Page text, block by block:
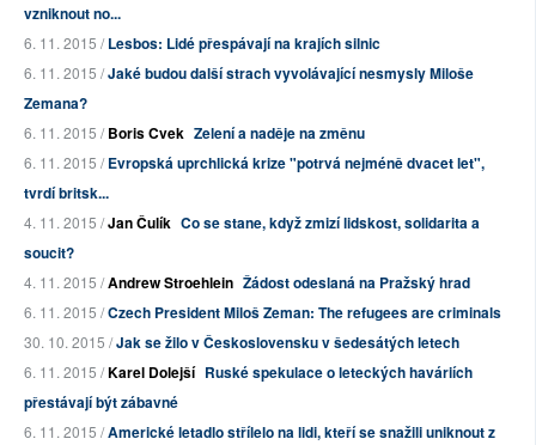
vzniknout no...
6. 11. 2015 /Lesbos: Lidé přespávají na krajích silnic
6. 11. 2015 /Jaké budou další strach vyvolávající nesmysly Miloše
Zemana?
6. 11. 2015 /Boris Cvek Zelení a naděje na změnu
6. 11. 2015 /Evropská uprchlická krize "potrvá nejméně dvacet let",
tvrdí britsk...
4. 11. 2015 /Jan Čulík Co se stane, když zmizí lidskost, solidarita a
soucit?
4. 11. 2015 /Andrew Stroehlein Žádost odeslaná na Pražský hrad
6. 11. 2015 /Czech President Miloš Zeman: The refugees are criminals
30. 10. 2015 /Jak se žilo v Československu v šedesátých letech
6. 11. 2015 /Karel Dolejší Ruské spekulace o leteckých haváriích
přestávají být zábavné
6. 11. 2015 /Americké letadlo střílelo na lidi, kteří se snažili uniknout z